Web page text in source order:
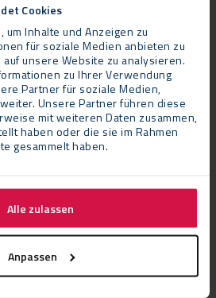
Cookies
Inhalte und Anzeigen zu
für soziale Medien anbieten zu
unsere Website zu analysieren.
zu Ihrer Verwendung
Partner für soziale Medien,
Unsere Partner führen diese
mit weiteren Daten zusammen,
haben oder die sie im Rahmen
gesammelt haben.
Alle zulassen
Anpassen
Testanlagen haben die GGD-
flexibel erweitert und sind
resistent. Neptunus‘
Gebäude mit den Eigenschaften
und den Vorteilen eines Zeltes.
modular aufgebaut, leicht
aber vor allem: flexibel und